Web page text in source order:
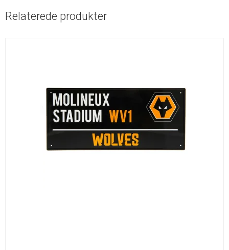
Relaterede produkter